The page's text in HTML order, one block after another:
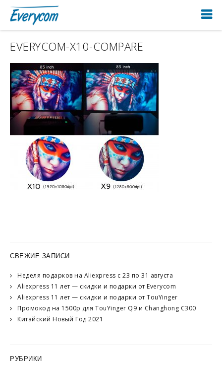
EVERYCOM-X10-COMPARE
СВЕЖИЕ ЗАПИСИ
Неделя подарков на Aliexpress с 23 по 31 августа
Aliexpress 11 лет — скидки и подарки от Everycom
Aliexpress 11 лет — скидки и подарки от TouYinger
Промокод на 1500р для TouYinger Q9 и Changhong C300
Китайский Новый Год 2021
РУБРИКИ